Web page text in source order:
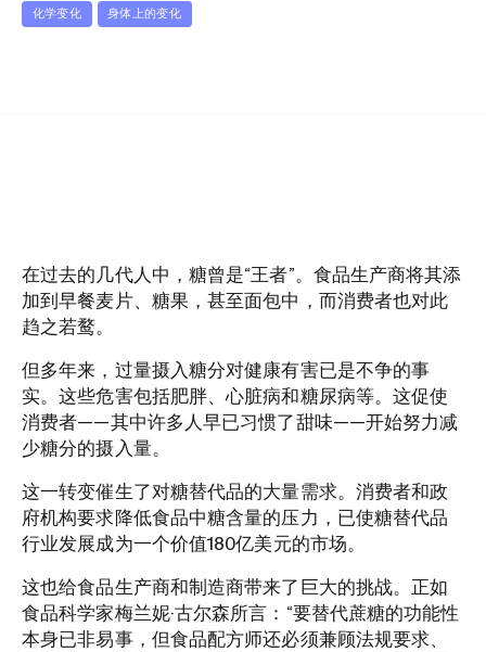
化学变化 身体上的变化
在过去的几代人中，糖曾是“王者”。食品生产商将其添
加到早餐麦片、糖果，甚至面包中，而消费者也对此
趋之若鹜。
但多年来，过量摄入糖分对健康有害已是不争的事
实。这些危害包括肥胖、心脏病和糖尿病等。这促使
消费者——其中许多人早已习惯了甜味——开始努力减
少糖分的摄入量。
这一转变催生了对糖替代品的大量需求。消费者和政
府机构要求降低食品中糖含量的压力，已使糖替代品
行业发展成为一个价值180亿美元的市场。
这也给食品生产商和制造商带来了巨大的挑战。正如
食品科学家梅兰妮·古尔森所言：“要替代蔗糖的功能性
本身已非易事，但食品配方师还必须兼顾法规要求、